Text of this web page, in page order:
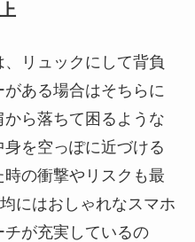
リュックにして背負
ある場合はそちらに
ら落ちて困るような
身を空っぽに近づける
の衝撃やリスクも最
にはおしゃれなスマホ
が充実しているの